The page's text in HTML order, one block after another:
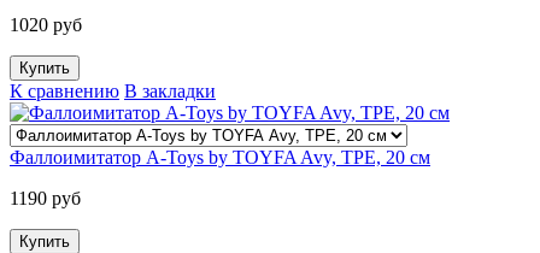
1020 руб
К сравнению В закладки
Фаллоимитатор A-Toys by TOYFA Avy, TPE, 20 см
1190 руб